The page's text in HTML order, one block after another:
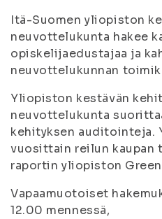
Itä-Suomen yliopiston
neuvottelukunta hakee
opiskelijaedustajaa ja
neuvottelukunnan
Yliopiston kestävän
neuvottelukunta
kehityksen auditointeja.
vuosittain reilun kaupan
raportin yliopiston
Vapaamuotoiset
12.00 mennessä,